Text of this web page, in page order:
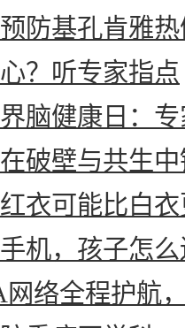
防基孔肯雅
？听专家指点
脑健康日：
破壁与共生
衣可能比白
机，孩子怎
网络全程护航